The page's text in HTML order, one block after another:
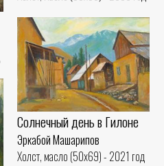
Солнечный день в Гилоне
Эркабой Машарипов
Холст, масло (50x69) - 2021 год